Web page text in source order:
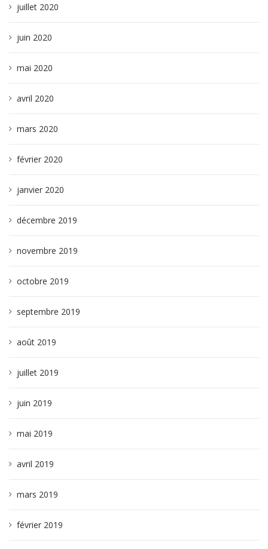
juillet 2020
juin 2020
mai 2020
avril 2020
mars 2020
février 2020
janvier 2020
décembre 2019
novembre 2019
octobre 2019
septembre 2019
août 2019
juillet 2019
juin 2019
mai 2019
avril 2019
mars 2019
février 2019